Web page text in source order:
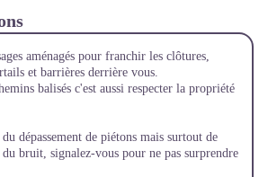
aménagés pour franchir les clôtures,
et barrières derrière vous.
balisés c'est aussi respecter la propriété
dépassement de piétons mais surtout de
bruit, signalez-vous pour ne pas surprendre